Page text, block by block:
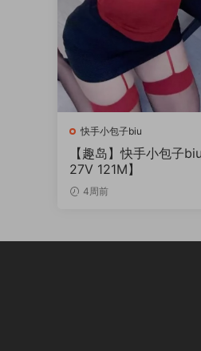
快手小包子biu
【趣岛】快手小包子
27V 121M】
4周前